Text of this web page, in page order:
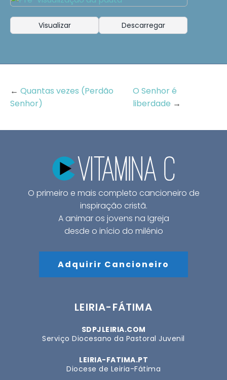
Visualizar Descarregar
← Quantas vezes (Perdão
Senhor)
O Senhor é
liberdade →
O primeiro e mais completo cancioneiro de
inspiração cristã.
A animar os jovens na Igreja
desde o início do milénio
Adquirir Cancioneiro
LEIRIA-FÁTIMA
SDPJLEIRIA.COM
Serviço Diocesano da Pastoral Juvenil
LEIRIA-FATIMA.PT
Diocese de Leiria-Fátima